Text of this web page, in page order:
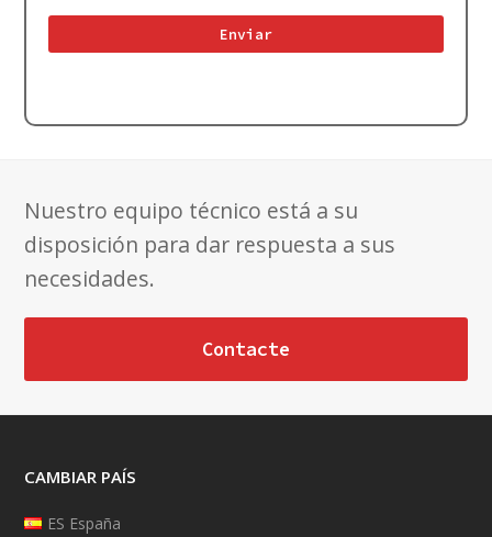
Nuestro equipo técnico está a su
disposición para dar respuesta a sus
necesidades.
Contacte
CAMBIAR PAÍS
ES España